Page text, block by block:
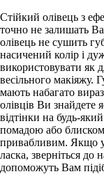
Стійкий олівець з
точно не залишать
олівець не сушить
насичений колір і
використовувати як
весільного макіяжу.
мають набагато
олівців Ви знайдете
відтінки на будь-
помадою або
привабливим. Якщо
ласка, зверніться
допоможуть Вам